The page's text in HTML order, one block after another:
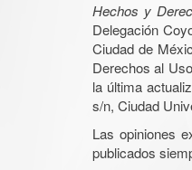
Hechos y
Delegación
Ciudad de
Derechos al
la última
s/n, Ciudad
Las opiniones
publicados